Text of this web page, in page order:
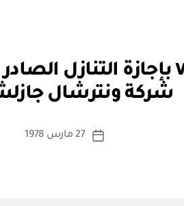
مرسوم سلطاني رقم ١٠ / ٧٨
شركة ونترشال
كاتب
ا
س
ة
تاريخ
27 مارس 1978